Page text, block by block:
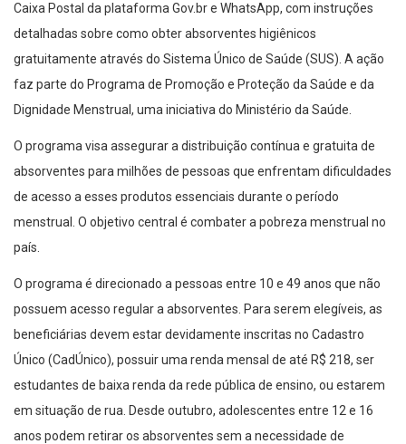
Caixa Postal da plataforma Gov.br e WhatsApp, com instruções
detalhadas sobre como obter absorventes higiênicos
gratuitamente através do Sistema Único de Saúde (SUS). A ação
faz parte do Programa de Promoção e Proteção da Saúde e da
Dignidade Menstrual, uma iniciativa do Ministério da Saúde.
O programa visa assegurar a distribuição contínua e gratuita de
absorventes para milhões de pessoas que enfrentam dificuldades
de acesso a esses produtos essenciais durante o período
menstrual. O objetivo central é combater a pobreza menstrual no
país.
O programa é direcionado a pessoas entre 10 e 49 anos que não
possuem acesso regular a absorventes. Para serem elegíveis, as
beneficiárias devem estar devidamente inscritas no Cadastro
Único (CadÚnico), possuir uma renda mensal de até R$ 218, ser
estudantes de baixa renda da rede pública de ensino, ou estarem
em situação de rua. Desde outubro, adolescentes entre 12 e 16
anos podem retirar os absorventes sem a necessidade de